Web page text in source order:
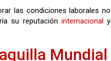
las condiciones laborales no
su reputación internacionaly
Mundial